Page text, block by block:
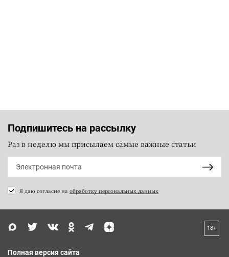
Подпишитесь на рассылку
Раз в неделю мы присылаем самые важные статьи
Я даю согласие на обработку персональных данных
18+
Полная версия сайта